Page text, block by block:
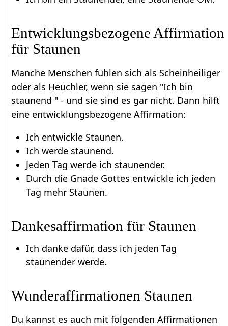
Entwicklungsbezogene Affirmation
für Staunen
Manche Menschen fühlen sich als Scheinheiliger
oder als Heuchler, wenn sie sagen "Ich bin
staunend " - und sie sind es gar nicht. Dann hilft
eine entwicklungsbezogene Affirmation:
Ich entwickle Staunen.
Ich werde staunend.
Jeden Tag werde ich staunender.
Durch die Gnade Gottes entwickle ich jeden
Tag mehr Staunen.
Dankesaffirmation für Staunen
Ich danke dafür, dass ich jeden Tag
staunender werde.
Wunderaffirmationen Staunen
Du kannst es auch mit folgenden Affirmationen